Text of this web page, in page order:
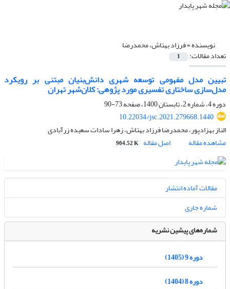
نویسنده =فرزاد بهتاش، محمدرضا
تعداد مقالات: 1
تبیین مدل مفهومی توسعه شهری دانش‌بنیان مبتنی بر رویکرد
مدل‌سازی ساختاری تفسیری مورد پژوهی: کلان‌شهر تهران
دوره 4، شماره 2، تابستان 1400، صفحه
73-90
10.22034/jsc.2021.279668.1440
الناز بهزادپور، محمدرضا فرزاد بهتاش، زهرا سادات سعیده زرآبادی
مشاهده مقاله
اصل مقاله 904.52 K
مقالات آماده انتشار
شماره جاری
شماره‌های پیشین نشریه
دوره 9 (1405)
دوره 8 (1404)